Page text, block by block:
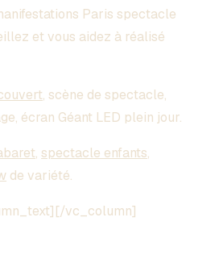
Paris spectacle
et vous aidez à réalisé
, scène de spectacle,
écran Géant LED plein jour.
, spectacle enfants,
de variété.
vc_column]